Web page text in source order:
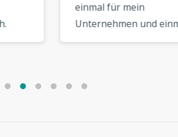
einmal für mein
Unternehmen und einmal
für einen Freund. Beide
definitiv wieder nutzen! »